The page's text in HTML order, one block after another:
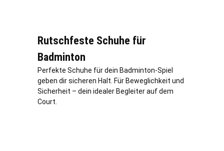
Rutschfeste Schuhe für
Badminton
Perfekte Schuhe für dein Badminton-Spiel
geben dir sicheren Halt. Für Beweglichkeit und
Sicherheit – dein idealer Begleiter auf dem
Court.